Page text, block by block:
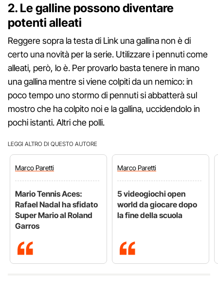
2. Le galline possono diventare
potenti alleati
Reggere sopra la testa di Link una gallina non è di
certo una novità per la serie. Utilizzare i pennuti come
alleati, però, lo è. Per provarlo basta tenere in mano
una gallina mentre si viene colpiti da un nemico: in
poco tempo uno stormo di pennuti si abbatterà sul
mostro che ha colpito noi e la gallina, uccidendolo in
pochi istanti. Altri che polli.
LEGGI ALTRO DI QUESTO AUTORE
MarcoParetti
Mario Tennis Aces:
Rafael Nadal ha sfidato
Super Mario al Roland
Garros
MarcoParetti
5 videogiochi open
world da giocare dopo
la fine della scuola